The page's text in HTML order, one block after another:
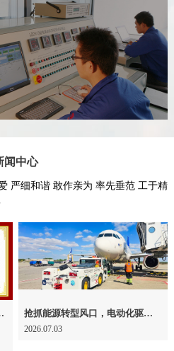
闻中心
严细和谐 敢作亲为 率先垂范 工于精
力获权威认可 抢抓能源转型风口，电动化驱动威海广泰欧洲业务腾飞
2026.07.03